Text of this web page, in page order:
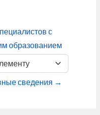
с
образованием
сведения →